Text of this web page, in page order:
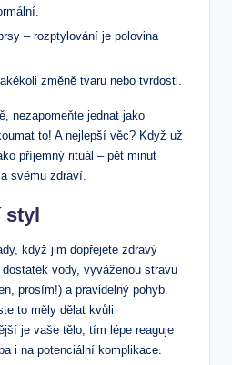
– rozptylování je polovina
změně tvaru nebo tvrdosti.
nezapomeňte jednat jako
to! A nejlepší věc? Když už
příjemný rituál – pět minut
svému zdraví.
když jim dopřejete zdravý
vody, vyváženou stravu
prosím!) a pravidelný pohyb.
to měly dělat kvůli
je vaše tělo, tím lépe reaguje
i na potenciální komplikace.